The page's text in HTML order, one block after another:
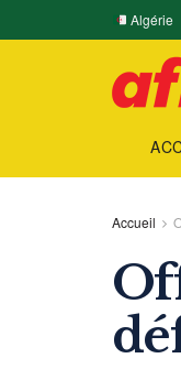
Algérie
Accueil